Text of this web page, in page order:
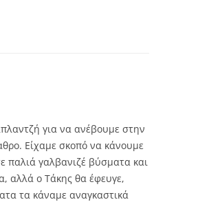
για να ανέβουμε στην
Είχαμε σκοπό να κάνουμε
παλιά γαλβανιζέ βύσματα και
αλλά ο Τάκης θα έφευγε,
τα κάναμε αναγκαστικά